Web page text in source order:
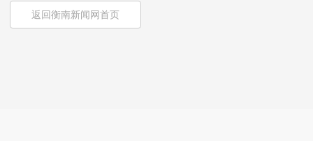
返回衡南新闻网首页